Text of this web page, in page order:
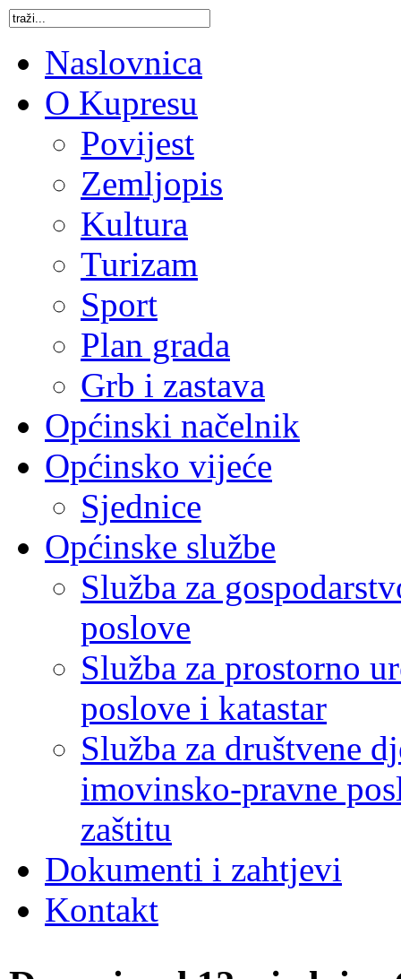
Naslovnica
O Kupresu
Povijest
Zemljopis
Kultura
Turizam
Sport
Plan grada
Grb i zastava
Općinski načelnik
Općinsko vijeće
Sjednice
Općinske službe
Služba za
poslove
Služba za prostorno
poslove i katastar
Služba za društvene
imovinsko-pravne
zaštitu
Dokumenti i zahtjevi
Kontakt